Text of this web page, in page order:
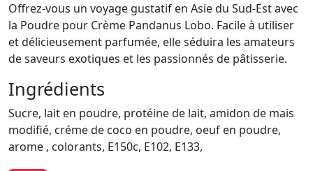
Offrez-vous un voyage gustatif en Asie du Sud-Est avec
la Poudre pour Crème Pandanus Lobo. Facile à utiliser
et délicieusement parfumée, elle séduira les amateurs
de saveurs exotiques et les passionnés de pâtisserie.
Ingrédients
Sucre, lait en poudre, protéine de lait, amidon de mais
modifié, créme de coco en poudre, oeuf en poudre,
arome , colorants, E150c, E102, E133,